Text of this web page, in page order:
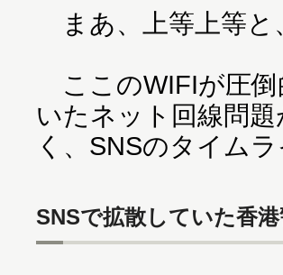
まあ、上等上等と
ここのWIFIが圧倒
いたネット回線問
く、SNSのタイム
SNSで拡散していた香